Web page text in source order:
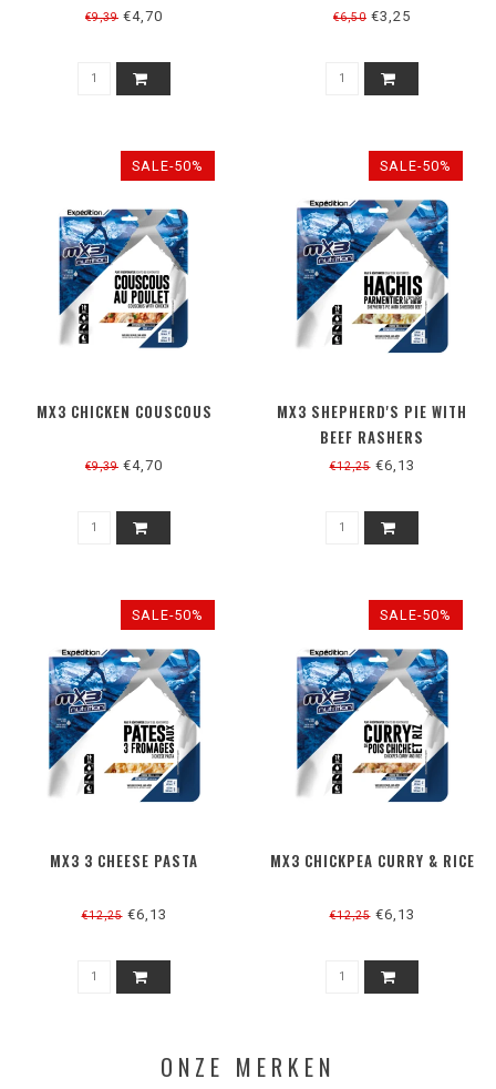
€9,39 €4,70 €6,50 €3,25
SALE-50%
MX3 CHICKEN COUSCOUS
€9,39 €4,70
SALE-50%
MX3 SHEPHERD'S PIE WITH
BEEF RASHERS
€12,25€6,13
SALE-50%
MX3 3 CHEESE PASTA
€12,25€6,13
SALE-50%
MX3 CHICKPEA CURRY & RICE
€12,25€6,13
ONZE MERKEN